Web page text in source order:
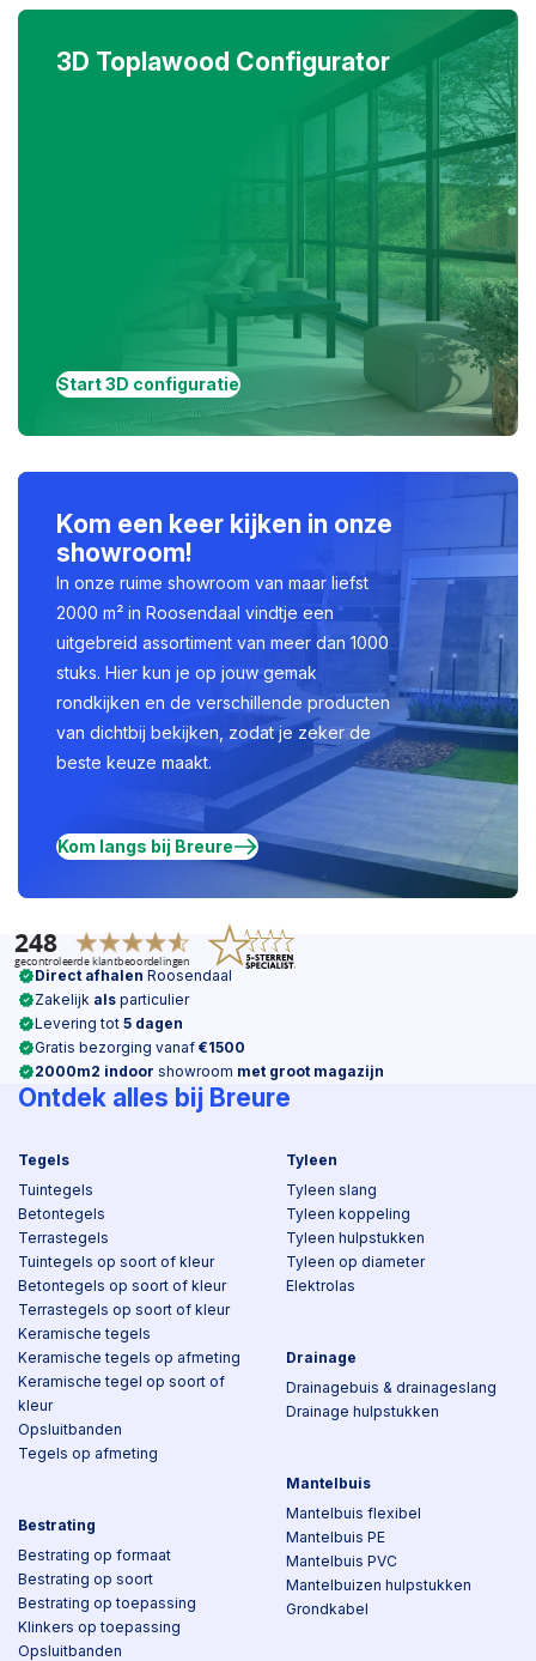
3D Toplawood Configurator
Start 3D configuratie
Kom een keer kijken in onze
showroom!
In onze ruime showroom van maar liefst
2000 m² in Roosendaal vindtje een
uitgebreid assortiment van meer dan 1000
stuks. Hier kun je op jouw gemak
rondkijken en de verschillende producten
van dichtbij bekijken, zodat je zeker de
beste keuze maakt.
Kom langs bij Breure
Direct afhalen Roosendaal
Zakelijk als particulier
Levering tot 5 dagen
Gratis bezorging vanaf €1500
2000m2 indoor showroom met groot magazijn
Ontdek alles bij Breure
Tegels
Tuintegels
Betontegels
Terrastegels
Tuintegels op soort of kleur
Betontegels op soort of kleur
Terrastegels op soort of kleur
Keramische tegels
Keramische tegels op afmeting
Keramische tegel op soort of
kleur
Opsluitbanden
Tegels op afmeting
Bestrating
Bestrating op formaat
Bestrating op soort
Bestrating op toepassing
Klinkers op toepassing
Opsluitbanden
Tyleen
Tyleen slang
Tyleen koppeling
Tyleen hulpstukken
Tyleen op diameter
Elektrolas
Drainage
Drainagebuis & drainageslang
Drainage hulpstukken
Mantelbuis
Mantelbuis flexibel
Mantelbuis PE
Mantelbuis PVC
Mantelbuizen hulpstukken
Grondkabel